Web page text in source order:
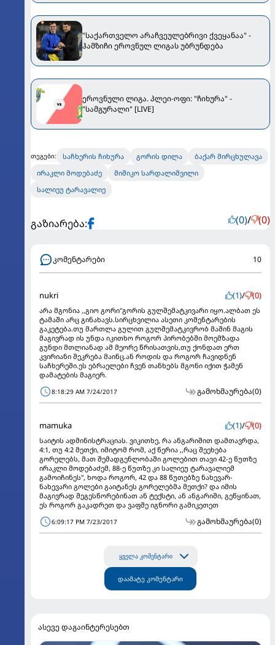
"საქართველო არაჩვეულებრივი ქვეყანაა" -
ჰამზიჩი ეროვნულ ლიგას უბრუნდება
ეროვნული ლიგა. პლეი-ოფი: "ჩიხურა" -
"სამგურალი" [LIVE]
თეგები: საჩხერის ჩიხურა გორის დილა
ბაქარ მირცხულავა
ირაკლი მოდებაძე
მიშიკო სარდალიშვილი
სალიეუ ტარავალიე
გაზიარება: (0)/ (0)
კომენტარები 10
nukri (1)/ (0)
არა მგონია ,,გიო გორი"გორის გულშემატკივარი იყო.ალბათ ეს
ტამაში არც გინახავს.სირცხვილია ასეთი კომენტარების
გაკეტება.თუ მართლა გულით გულშემატკივრობ მაშინ მაგის
მაგივრად ის უნდა იკითხო როგორ პირობებში მოემზადა
გუნდი მთლიანად ამ მეორე წრისათვის,თუ ქონდათ ერთ
კვირიანი შეკრება მაინც.ან როდის და როგორ ჩავიდნენ
საჩხერეში.ეს ებრაელები ჩვენ თანხებს მგონი იქით ჭამენ
დამატების მაგიერ.
8:18:29 AM 7/24/2017 გამოხმაურება(0)
mamuka (1)/ (0)
საიტის ადმინისტრაციას. ვიკითხე, რა ანგარიშით დამთავრდა,
4:1, თუ 4:2 მეთქი, იმიტომ რომ, აქ წერია ,,რაც შეეხება
გორელებს, მათ შემადგენლობაში გოლებით თავი 42-ე წუთზე
ირაკლი მოდებაძემ, 88-ე წუთზე კი სალიეუ ტარავალიემ
გამოიჩინეს", ხოდა როგორ, 42 და 88 წუთებზე ნახევარ-
ნახევარი გოლები გაიტანეს გორელებმა მეთქი? და იმის
მაგივრად შეგესწორებინათ ან ტექსტი, ან ანგარიში, გეწყინათ,
ეს როგორ გაკადრეთ და ვაფშე იგნორი გამიკეთეთ
6:09:17 PM 7/23/2017 გამოხმაურება(0)
ყველა კომენტარი
დაამატე კომენტარი
ასევე დაგაინტერესებთ